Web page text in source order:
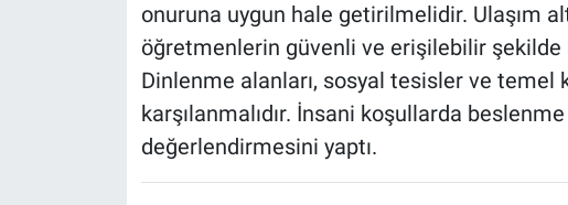
onuruna uygun hale getirilmelidir. Ulaşım
öğretmenlerin güvenli ve erişilebilir şekilde
Dinlenme alanları, sosyal tesisler ve temel
karşılanmalıdır. İnsani koşullarda
değerlendirmesini yaptı.